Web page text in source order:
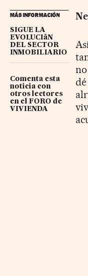
MÁS INFORMACIÓN
SIGUE LA
EVOLUCIâN
DEL SECTOR
INMOBILIARIO
Comenta esta
noticia con
otros lectores
en el FORO de
VIVIENDA